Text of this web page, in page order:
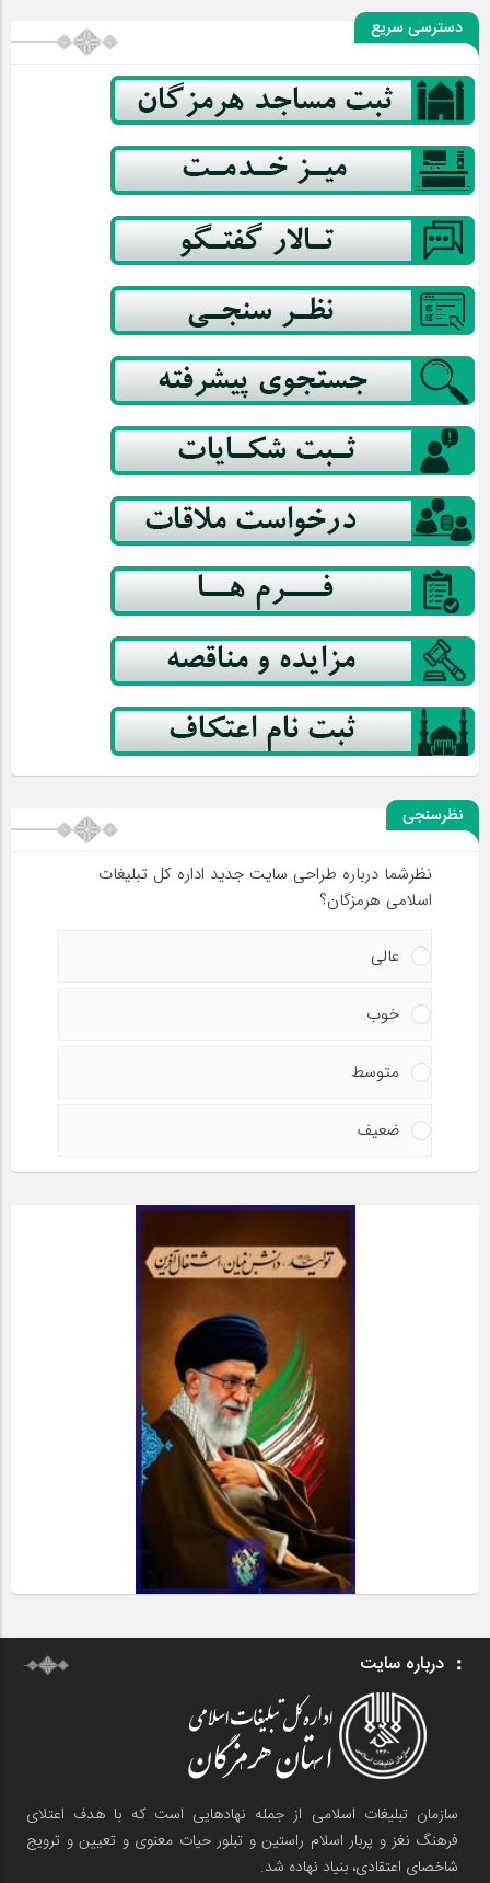
دسترسی سریع
نظرسنجی
نظرشما درباره طراحی سایت جدید اداره کل تبلیغات
اسلامی هرمزگان؟
عالی
خوب
متوسط
ضعیف
درباره سایت
سازمان تبلیغات اسلامی از جمله نهادهایی است که با هدف اعتلای
فرهنگ نغز و پربار اسلام راستین و تبلور حیات معنوی و تعیین و ترویج
شاخصای اعتقادی، بنیاد نهاده شد.